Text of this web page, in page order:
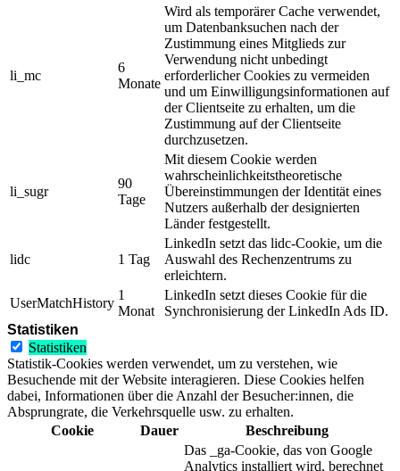
li_mc
6
Monate
Wird als temporärer Cache verwendet,
um Datenbanksuchen nach der
Zustimmung eines Mitglieds zur
Verwendung nicht unbedingt
erforderlicher Cookies zu vermeiden
und um Einwilligungsinformationen auf
der Clientseite zu erhalten, um die
Zustimmung auf der Clientseite
durchzusetzen.
li_sugr
90
Tage
Mit diesem Cookie werden
wahrscheinlichkeitstheoretische
Übereinstimmungen der Identität eines
Nutzers außerhalb der designierten
Länder festgestellt.
lidc 1 Tag
LinkedIn setzt das lidc-Cookie, um die
Auswahl des Rechenzentrums zu
erleichtern.
UserMatchHistory
1
Monat
LinkedIn setzt dieses Cookie für die
Synchronisierung der LinkedIn Ads ID.
Statistiken
Statistiken
Statistik-Cookies werden verwendet, um zu verstehen, wie
Besuchende mit der Website interagieren. Diese Cookies helfen
dabei, Informationen über die Anzahl der Besucher:innen, die
Absprungrate, die Verkehrsquelle usw. zu erhalten.
Cookie
Dauer Beschreibung
Das _ga-Cookie, das von Google
Analytics installiert wird, berechnet